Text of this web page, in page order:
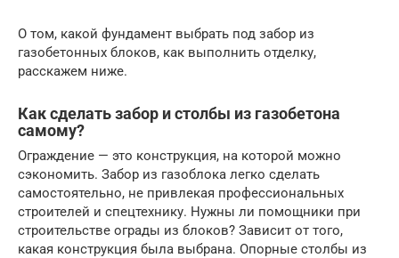
О том, какой фундамент выбрать под забор из
газобетонных блоков, как выполнить отделку,
расскажем ниже.
Как сделать забор и столбы из газобетона
самому?
Ограждение — это конструкция, на которой можно
сэкономить. Забор из газоблока легко сделать
самостоятельно, не привлекая профессиональных
строителей и спецтехнику. Нужны ли помощники при
строительстве ограды из блоков? Зависит от того,
какая конструкция была выбрана. Опорные столбы из